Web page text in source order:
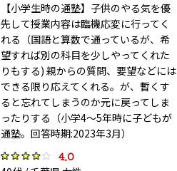
【小学生時の通塾】子供のやる気を優
先して授業内容は臨機応変に行ってく
れる（国語と算数で通っているが、希
望すれば別の科目を少しやってくれた
りもする) 親からの質問、要望などには
できる限り応えてくれる。が、暫くす
ると忘れてしまうのか元に戻ってしま
ったりする（小学4〜5年時に子どもが
通塾。回答時期:2023年3月）
4.0